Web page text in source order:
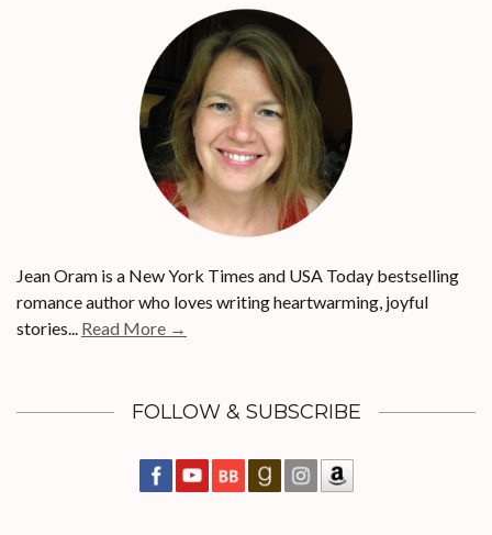
Jean Oram is a New York Times and USA Today bestselling
romance author who loves writing heartwarming, joyful
stories... Read More →
FOLLOW & SUBSCRIBE